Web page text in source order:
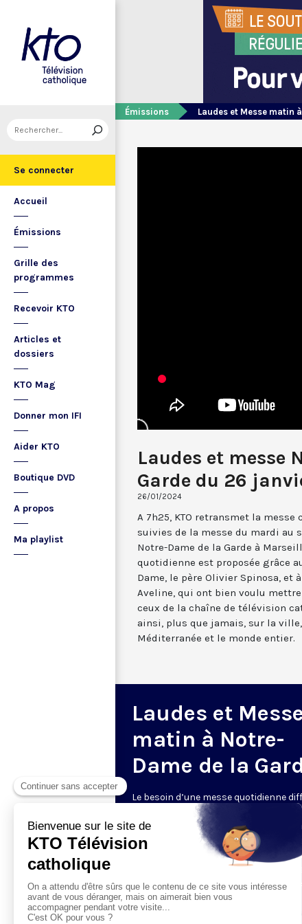
Se connecter
Accueil
Émissions
Grille des
programmes
Recevoir KTO
Articles et
dossiers
KTO Mag
Donner mon IFI
Aider KTO
Boutique DVD
A propos
Ma playlist
Émissions Laudes et Messe matin
Laudes et messe
Garde du 26
26/01/2024
A 7h25, KTO retransmet la messe
suivies de la messe du mardi au
Notre-Dame de la Garde à
quotidienne est proposée grâce
Dame, le père Olivier Spinosa, et
Aveline, qui ont bien voulu
ceux de la chaîne de télévision
ainsi, plus que jamais, sur la
Méditerranée et le monde entier.
Laudes et Messe
matin à Notre-
Dame de la
Le besoin d’une messe quotidienne
la télévision a été exprimé d’une
encore plus forte pendant le
dans de nombreux pays
maintient depuis la reprise. KTO
en direct de la basilique Notre-Dame
Garde, à Marseille, les laudes et la
Le lundi à 7h25, la messe
Du mardi au samedi à 7h25, messe avec